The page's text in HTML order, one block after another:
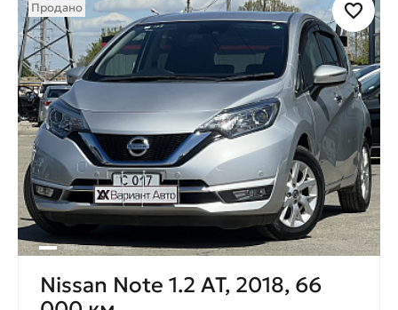
Продано
Nissan Note 1.2 AT, 2018, 66